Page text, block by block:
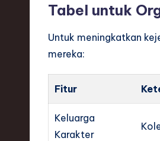
Tabel untuk
Untuk meningkatkan
mereka:
Fitur
Keluarga
Karakter